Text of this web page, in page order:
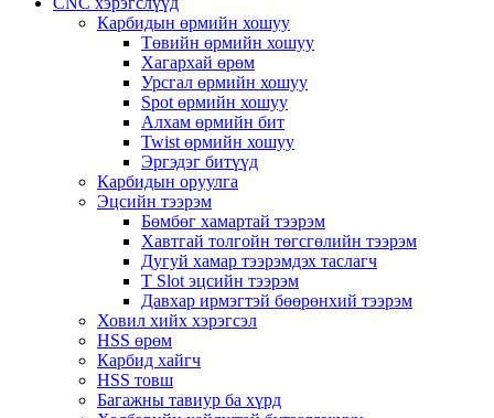
Карбидын өрмийн хошуу
Төвийн өрмийн хошуу
Хагархай өрөм
Урсгал өрмийн хошуу
Spot өрмийн хошуу
Алхам өрмийн бит
Twist өрмийн хошуу
Эргэдэг битүүд
Карбидын оруулга
Эцсийн тээрэм
Бөмбөг хамартай тээрэм
Хавтгай толгойн төгсгөлийн тээрэм
Дугуй хамар тээрэмдэх таслагч
T Slot эцсийн тээрэм
Давхар ирмэгтэй бөөрөнхий тээрэм
Ховил хийх хэрэгсэл
HSS өрөм
Карбид хайгч
HSS товш
Багажны тавиур ба хүрд